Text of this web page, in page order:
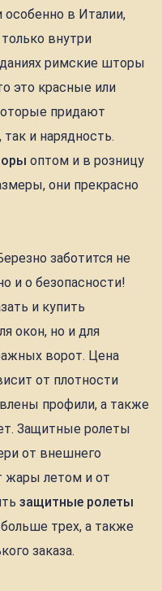
в Италии,
внутри
римские шторы
это красные или
придают
и нарядность.
оптом и в розницу
они прекрасно
заботится не
и о безопасности!
и купить
окон, но и для
ворот. Цена
от плотности
профили, а также
Защитные ролеты
от внешнего
жары летом и от
защитные ролеты
трех, а также
заказа.